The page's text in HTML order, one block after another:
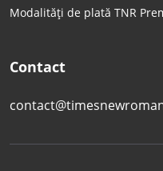
Modalități de plată TNR
Contact